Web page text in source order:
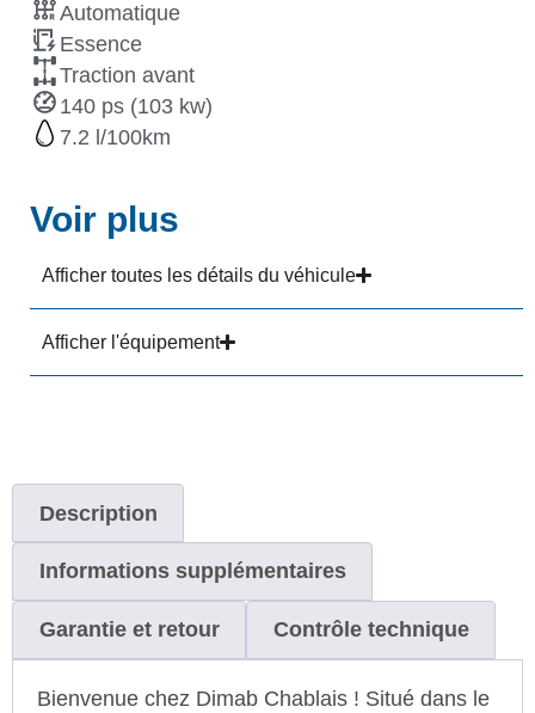
Automatique
Essence
Traction avant
140 ps (103 kw)
7.2
Voir plus
Afficher toutes les détails du véhicule
Afficher l'équipement
Description
Informations supplémentaires
Garantie et retour Contrôle technique
Bienvenue chez Dimab Chablais ! Situé dans le